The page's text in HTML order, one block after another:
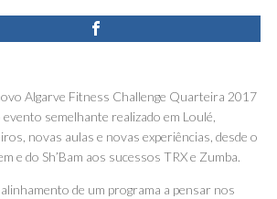
Algarve Fitness Challenge Quarteira 2017
semelhante realizado em Loulé,
novas aulas e novas experiências, desde o
e do Sh’Bam aos sucessos TRX e Zumba.
de um programa a pensar nos